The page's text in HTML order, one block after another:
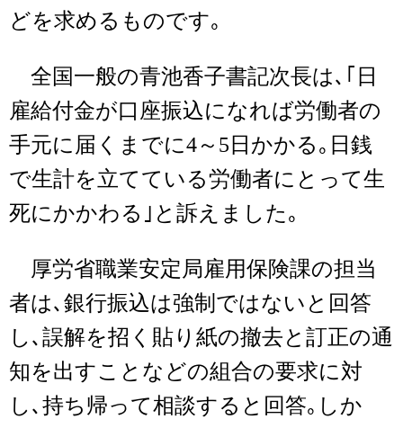
どを求めるものです｡
全国一般の青池香子書記次長は､｢日
雇給付金が口座振込になれば労働者の
手元に届くまでに4～5日かかる｡日銭
で生計を立てている労働者にとって生
死にかかわる｣と訴えました｡
厚労省職業安定局雇用保険課の担当
者は､銀行振込は強制ではないと回答
し､誤解を招く貼り紙の撤去と訂正の通
知を出すことなどの組合の要求に対
し､持ち帰って相談すると回答｡しか